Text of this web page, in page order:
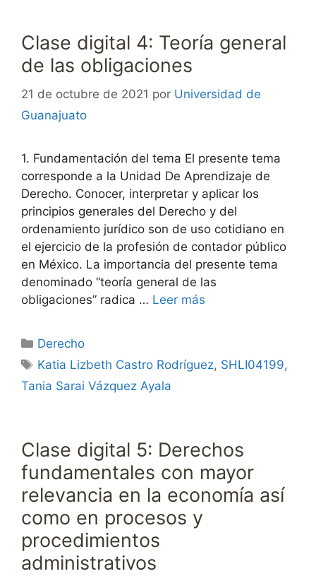
Clase digital 4: Teoría general
de las obligaciones
21 de octubre de 2021 por Universidad de
Guanajuato
1. Fundamentación del tema El presente tema
corresponde a la Unidad De Aprendizaje de
Derecho. Conocer, interpretar y aplicar los
principios generales del Derecho y del
ordenamiento jurídico son de uso cotidiano en
el ejercicio de la profesión de contador público
en México. La importancia del presente tema
denominado “teoría general de las
obligaciones” radica … Leer más
Categorías
Derecho
Etiquetas
Katia Lizbeth Castro Rodríguez, SHLI04199,
Tania Sarai Vázquez Ayala
Clase digital 5: Derechos
fundamentales con mayor
relevancia en la economía así
como en procesos y
procedimientos
administrativos